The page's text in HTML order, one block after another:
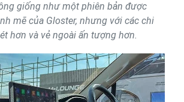
giống như một phiên bản được
mẽ của Gloster, nhưng với các chi
hơn và vẻ ngoài ấn tượng hơn.